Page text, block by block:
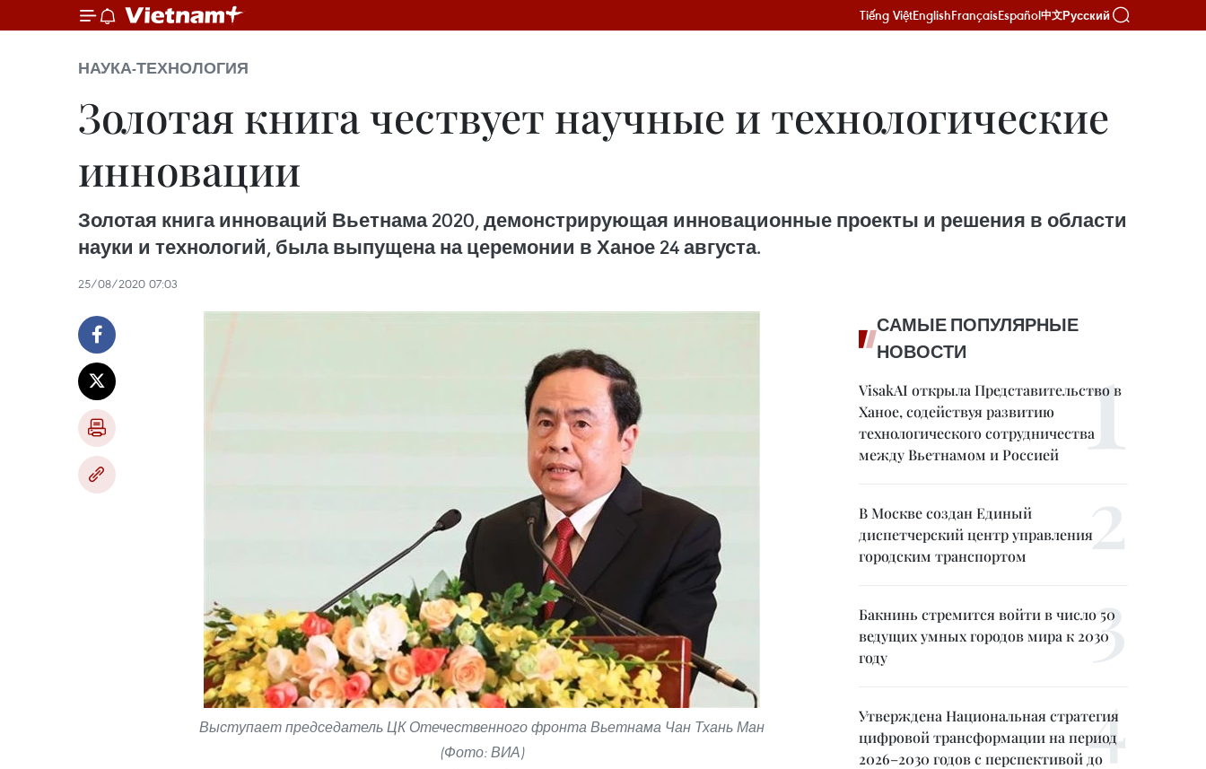
Tiếng ViệtEnglishFrançaisEspañol中文Русский
НАУКА-ТЕХНОЛОГИЯ
Золотая книга чествует научные и технологические
инновации
Золотая книга инноваций Вьетнама 2020, демонстрирующая инновационные проекты и решения в области
науки и технологий, была выпущена на церемонии в Ханое 24 августа.
25/08/2020 07:03
Выступает председатель ЦК Отечественного фронта Вьетнама Чан Тхань Ман
(Фото: ВИА)
САМЫЕ ПОПУЛЯРНЫЕ
НОВОСТИ
VisakAI открыла Представительство в
Ханое, содействуя развитию
технологического сотрудничества
между Вьетнамом и Россией
В Москве создан Единый
диспетчерский центр управления
городским транспортом
Бакнинь стремится войти в число 50
ведущих умных городов мира к 2030
году
Утверждена Национальная стратегия
цифровой трансформации на период
2026–2030 годов с перспективой до